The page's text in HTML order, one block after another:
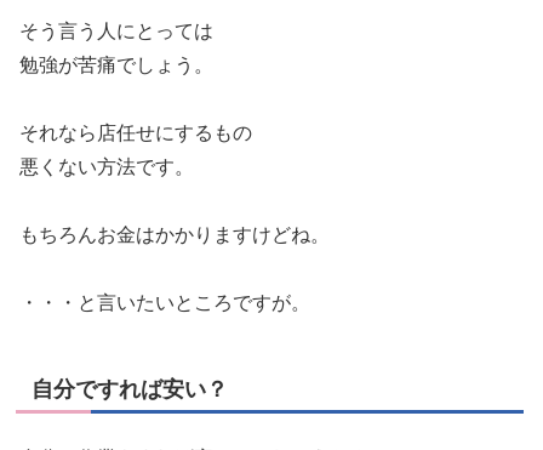
そう言う人にとっては
勉強が苦痛でしょう。
それなら店任せにするもの
悪くない方法です。
もちろんお金はかかりますけどね。
・・・と言いたいところですが。
自分ですれば安い？